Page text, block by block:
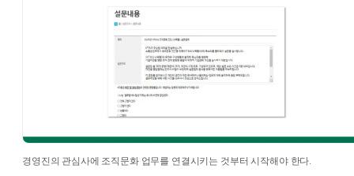
경영진의 관심사에 조직문화 업무를 연결시키는 것부터 시작해야 한다.